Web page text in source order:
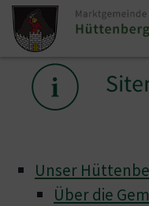
Zum Inhalt springen
Zum Seitenende
Sie sind hier:
Unser
Über die